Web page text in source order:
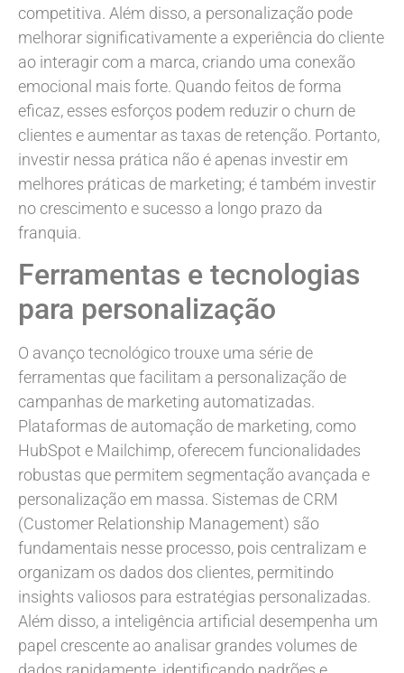
competitiva. Além disso, a personalização pode
melhorar significativamente a experiência do cliente
ao interagir com a marca, criando uma conexão
emocional mais forte. Quando feitos de forma
eficaz, esses esforços podem reduzir o churn de
clientes e aumentar as taxas de retenção. Portanto,
investir nessa prática não é apenas investir em
melhores práticas de marketing; é também investir
no crescimento e sucesso a longo prazo da
franquia.
Ferramentas e tecnologias
para personalização
O avanço tecnológico trouxe uma série de
ferramentas que facilitam a personalização de
campanhas de marketing automatizadas.
Plataformas de automação de marketing, como
HubSpot e Mailchimp, oferecem funcionalidades
robustas que permitem segmentação avançada e
personalização em massa. Sistemas de CRM
(Customer Relationship Management) são
fundamentais nesse processo, pois centralizam e
organizam os dados dos clientes, permitindo
insights valiosos para estratégias personalizadas.
Além disso, a inteligência artificial desempenha um
papel crescente ao analisar grandes volumes de